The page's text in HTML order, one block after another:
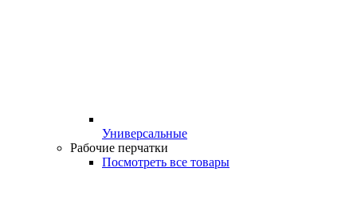
Универсальные
Рабочие перчатки
Посмотреть все товары